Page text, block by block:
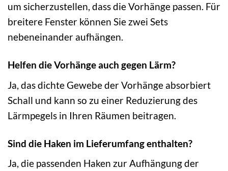
um sicherzustellen, dass die Vorhänge passen. Für
breitere Fenster können Sie zwei Sets
nebeneinander aufhängen.
Helfen die Vorhänge auch gegen Lärm?
Ja, das dichte Gewebe der Vorhänge absorbiert
Schall und kann so zu einer Reduzierung des
Lärmpegels in Ihren Räumen beitragen.
Sind die Haken im Lieferumfang enthalten?
Ja, die passenden Haken zur Aufhängung der